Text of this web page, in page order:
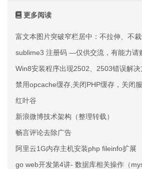
更多阅读
富文本图片突破窄栏居中：不拉伸、不裁
sublime3 注册码 —仅供交流，有能力请
Win8安装程序出现2502、2503错误解决
禁用opcache缓存,关闭PHP缓存，关闭
红叶谷
新浪微博技术架构（整理转载）
畅言评论去除广告
阿里云1G内存主机安装php fileinfo扩展
go web开发第4讲- 数据库相关操作（